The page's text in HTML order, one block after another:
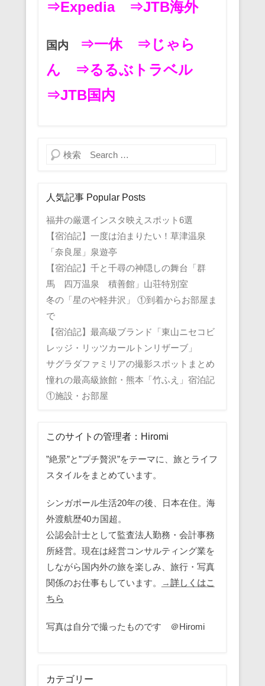
⇒Expedia
⇒JTB海外
国内 ⇒一休
⇒じゃら
ん
⇒るるぶトラベル
⇒JTB国内
検索
人気記事 Popular Posts
福井の厳選インスタ映えスポット6選
【宿泊記】一度は泊まりたい！草津温泉
「奈良屋」泉遊亭
【宿泊記】千と千尋の神隠しの舞台「群
馬 四万温泉 積善館」山荘特別室
冬の「星のや軽井沢」 ①到着からお部屋ま
で
【宿泊記】最高級ブランド「東山ニセコビ
レッジ・リッツカールトンリザーブ」
サグラダファミリアの撮影スポットまとめ
憧れの最高級旅館・熊本「竹ふえ」宿泊記
①施設・お部屋
このサイトの管理者：Hiromi
”絶景”と”プチ贅沢”をテーマに、旅とライフ
スタイルをまとめています。
シンガポール生活20年の後、日本在住。海
外渡航歴40カ国超。
公認会計士として監査法人勤務・会計事務
所経営。現在は経営コンサルティング業を
しながら国内外の旅を楽しみ、旅行・写真
関係のお仕事もしています。
→詳しくはこ
ちら
写真は自分で撮ったものです ＠Hiromi
カテゴリー